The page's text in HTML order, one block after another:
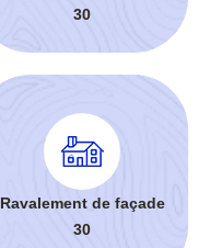
30
Ravalement de façade
30